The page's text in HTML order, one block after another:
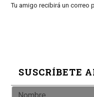
Tu amigo recibirá un correo
SUSCRÍBETE